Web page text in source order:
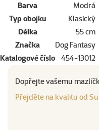
Barva
Modrá
Typ obojku
Klasický
Délka
55 cm
Značka
Dog Fantasy
Katalogové číslo
454-13012
Dopřejte vašemu
Přejděte na kvalitu od